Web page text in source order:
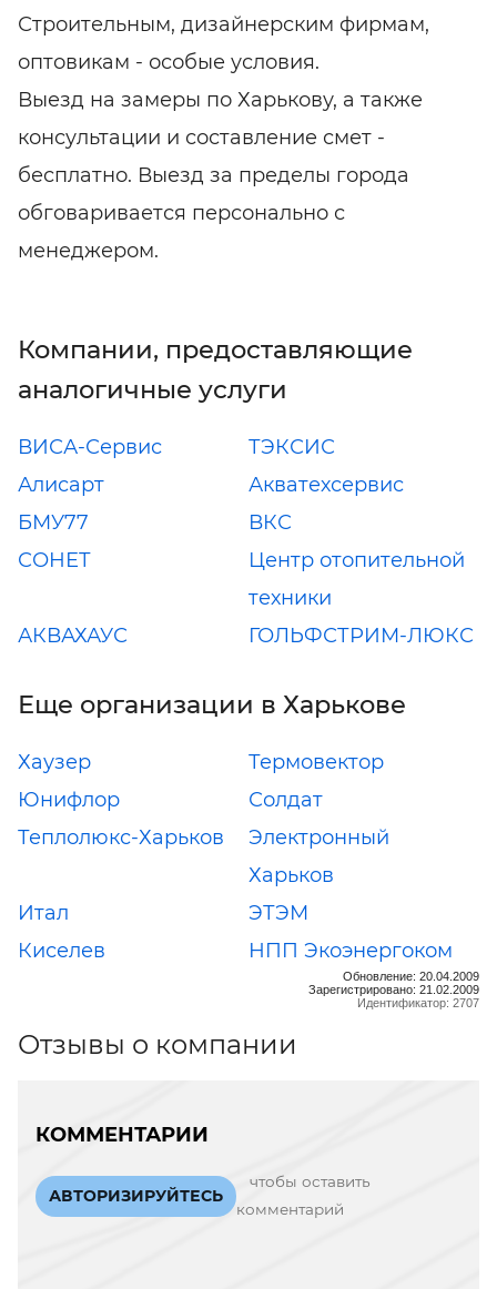
Строительным, дизайнерским фирмам,
оптовикам - особые условия.
Выезд на замеры по Харькову, а также
консультации и составление смет -
бесплатно. Выезд за пределы города
обговаривается персонально с
менеджером.
Компании, предоставляющие
аналогичные услуги
ВИСА-Сервис
ТЭКСИС
Алисарт
Акватехсервис
БМУ77
ВКС
СОНЕТ
Центр отопительной
техники
АКВАХАУС
ГОЛЬФСТРИМ-ЛЮКС
Еще организации в Харькове
Хаузер
Термовектор
Юнифлор
Солдат
Теплолюкс-Харьков
Электронный
Харьков
Итал
ЭТЭМ
Киселев
НПП Экоэнергоком
Обновление: 20.04.2009
Зарегистрировано: 21.02.2009
Идентификатор: 2707
Отзывы о компании
КОММЕНТАРИИ
АВТОРИЗИРУЙТЕСЬ
чтобы оставить
комментарий